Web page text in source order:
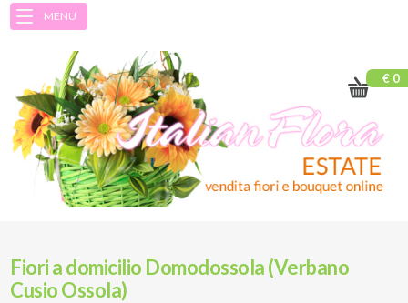
MENU
€ 0
Fiori a domicilio Domodossola (Verbano
Cusio Ossola)